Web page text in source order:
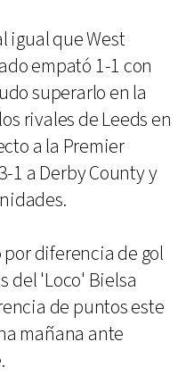
igual que West
empató 1-1 con
superarlo en la
rivales de Leeds en
a la Premier
1 a Derby County y
diferencia de gol
del 'Loco' Bielsa
de puntos este
mañana ante